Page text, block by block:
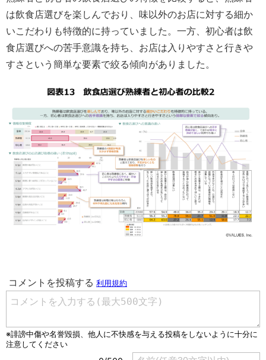
は飲食店選びを楽しんでおり、味以外のお店に対する細か
いこだわりも特徴的に持っていました。一方、初心者は飲
食店選びへの苦手意識を持ち、お店は入りやすさと行きや
すさという簡単な要素で絞る傾向がありました。